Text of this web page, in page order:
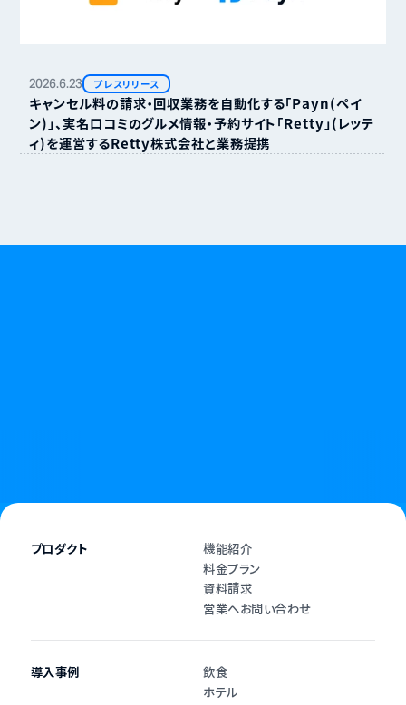
2026.6.23 プレスリリース
キャンセル料の請求・回収業務を自動化する「Payn（ペイ
ン）」、実名口コミのグルメ情報・予約サイト「Retty」（レッテ
ィ）を運営するRetty株式会社と業務提携
プロダクト
機能紹介
料金プラン
資料請求
営業へお問い合わせ
導入事例
飲食
ホテル